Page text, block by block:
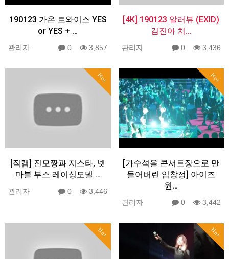
190123 가온 트와이스 YES
or YES + …
관리자 0 3,857
[4K] 190123 알러뷰 (EXID)
김진아 치…
관리자 0 3,436
Hot
[직캠] 진모짱과 지스타, 넷
마블 부스 레이싱모델 …
관리자 0 3,446
Hot
[가수석을 콘서트장으로 만
들어버린 임창정] 아이즈
원…
관리자 0 3,442
Hot Hot